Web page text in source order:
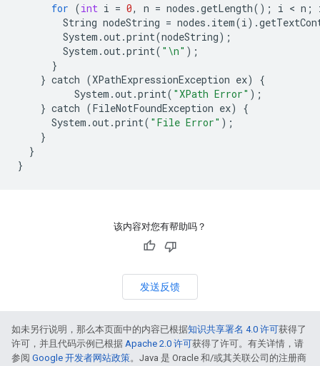
for (int i = 0, n = nodes .getLength(); i < n ;
String nodeString = nodes . item(i) .
System .out.print(nodeString);
System .out.print( " \n" );
}
} catch (XPathExpressionException ex)
{
System .out.print( "XPath Error" );
} catch (FileNotFoundException ex)
{
System .out.print( "File Error" );
}
}
}
该内容对您有帮助吗？
发送反馈
如未另行说明，那么本页面中的内容已根据知识共享署名 4.0 许可获得了
许可，并且代码示例已根据 Apache 2.0 许可获得了许可。有关详情，请
参阅 Google 开发者网站政策。Java 是 Oracle 和/或其关联公司的注册商